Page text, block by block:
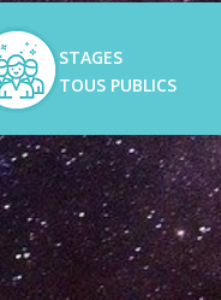
STAGES
TOUS PUBLICS